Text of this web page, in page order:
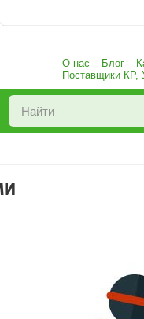
О нас Блог
Поставщики